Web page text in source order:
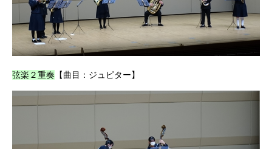
弦楽２重奏 【曲目：ジュピター】